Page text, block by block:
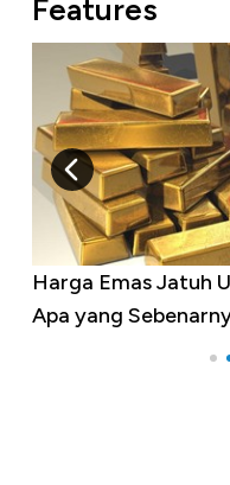
Features
Harga Emas Jatuh
Apa yang